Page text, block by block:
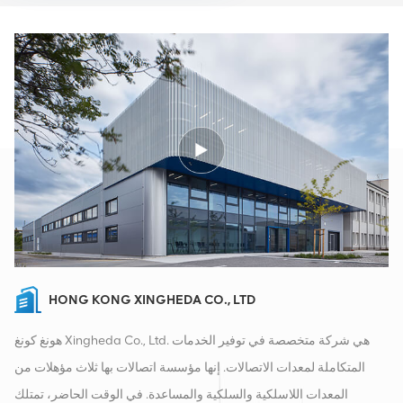
HONG KONG XINGHEDA CO., LTD
هونغ كونغ Xingheda Co., Ltd. هي شركة متخصصة في توفير الخدمات
المتكاملة لمعدات الاتصالات. إنها مؤسسة اتصالات بها ثلاث مؤهلات من
المعدات اللاسلكية والسلكية والمساعدة. في الوقت الحاضر، تمتلك